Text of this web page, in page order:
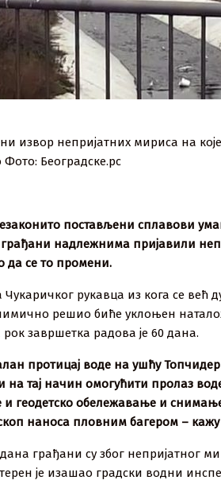
извор непријатних мириса на
Београдске.рс
постављени сплавови
надлежнима пријавили
да се то промени.
рукавца из кога се већ
решио биће уклоњен
завршетка радова је 60 дана.
протицај воде на ушћу
на тај начин омогућити пролаз
и геодетско обележавање и
наноса пловним багером – кажу
грађани су због непријатног
је изашао градски водни